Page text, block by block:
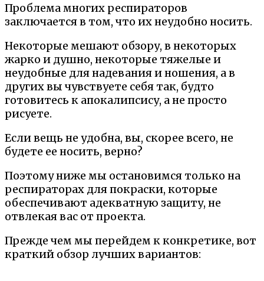
Проблема многих респираторов
заключается в том, что их неудобно носить.
Некоторые мешают обзору, в некоторых
жарко и душно, некоторые тяжелые и
неудобные для надевания и ношения, а в
других вы чувствуете себя так, будто
готовитесь к апокалипсису, а не просто
рисуете.
Если вещь не удобна, вы, скорее всего, не
будете ее носить, верно?
Поэтому ниже мы остановимся только на
респираторах для покраски, которые
обеспечивают адекватную защиту, не
отвлекая вас от проекта.
Прежде чем мы перейдем к конкретике, вот
краткий обзор лучших вариантов: